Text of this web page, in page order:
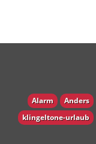
Alarm Anders
klingeltone-urlaub